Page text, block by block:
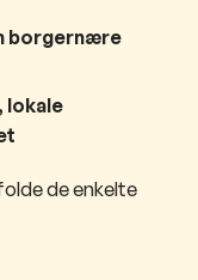
borgernære
lokale
de enkelte